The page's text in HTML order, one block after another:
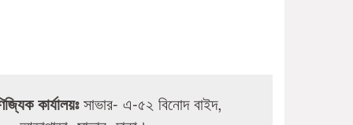
কার্যালয়ঃসাভার- এ-৫২ বিনোদ বাইদ,